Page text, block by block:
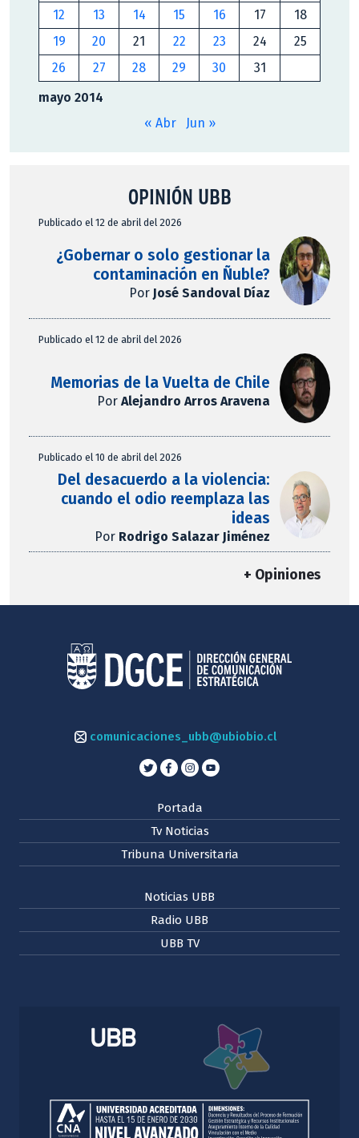
mayo 2014
12
13 14 15 16 17
18
19
20 21 22 23 24
25
26
27 28 29 30 31
« Abr Jun »
OPINIÓN UBB
Publicado el 12 de abril del 2026
¿Gobernar o solo gestionar la
contaminación en Ñuble?
Por José Sandoval Díaz
Publicado el 12 de abril del 2026
Memorias de la Vuelta de Chile
PorAlejandro Arros Aravena
Publicado el 10 de abril del 2026
Del desacuerdo a la violencia:
cuando el odio reemplaza las
ideas
Por Rodrigo Salazar Jiménez
+ Opiniones
comunicaciones_ubb@ubiobio.cl
Portada
Tv Noticias
Tribuna Universitaria
Noticias UBB
Radio UBB
UBB TV